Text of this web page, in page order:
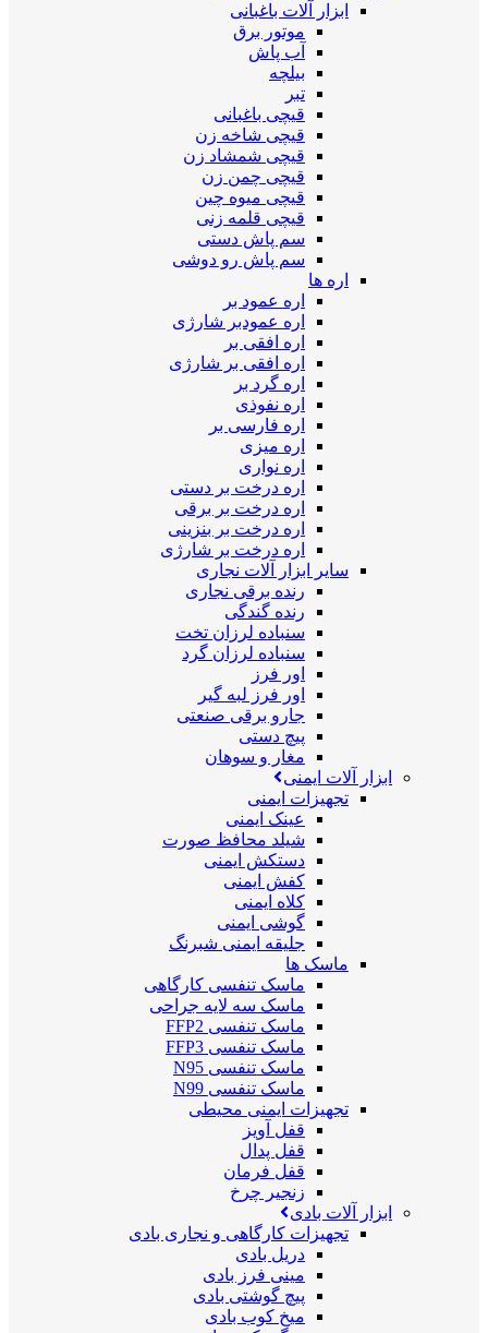
ابزار آلات باغبانی
موتور برق
آب پاش
بیلچه
تبر
قیچی باغبانی
قیچی شاخه زن
قیچی شمشاد زن
قیچی چمن زن
قیچی میوه چین
قیچی قلمه زنی
سم پاش دستی
سم پاش رو دوشی
اره ها
اره عمود بر
اره عمودبر شارژی
اره افقی بر
اره افقی بر شارژی
اره گرد بر
اره نفوذی
اره فارسی بر
اره میزی
اره نواری
اره درخت بر دستی
اره درخت بر برقی
اره درخت بر بنزینی
اره درخت بر شارژی
سایر ابزار آلات نجاری
رنده برقی نجاری
رنده گندگی
سنباده لرزان تخت
سنباده لرزان گرد
اور فرز
اور فرز لبه گیر
جارو برقی صنعتی
پیچ دستی
مغار و سوهان
ابزار آلات ایمنی
تجهیزات ایمنی
عینک ایمنی
شیلد محافظ صورت
دستکش ایمنی
کفش ایمنی
کلاه ایمنی
گوشی ایمنی
جلیقه ایمنی شبرنگ
ماسک ها
ماسک تنفسی کارگاهی
ماسک سه لایه جراحی
ماسک تنفسی FFP2
ماسک تنفسی FFP3
ماسک تنفسی N95
ماسک تنفسی N99
تجهیزات ایمنی محیطی
قفل آویز
قفل پدال
قفل فرمان
زنجیر چرخ
ابزار آلات بادی
تجهیزات کارگاهی و نجاری بادی
دریل بادی
مینی فرز بادی
پیچ گوشتی بادی
میخ کوب بادی